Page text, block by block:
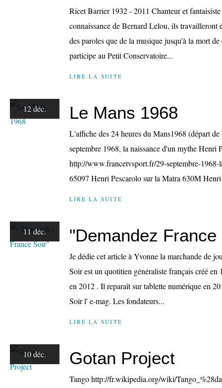
Ricet Barrier 1932 - 2011 Chanteur et
connaissance de Bernard Lelou, ils travailleront
des paroles que de la musique jusqu'à la mort
participe au Petit Conservatoire...
LIRE LA SUITE
12 déc. Le Mans 1968
L'affiche des 24 heures du Mans1968 (départ
septembre 1968, la naissance d'un mythe Henri
http://www.francetvsport.fr/29-septembre-1968-
65097 Henri Pescarolo sur la Matra 630M
LIRE LA SUITE
11 déc. "Demandez France
Je dédie cet article à Yvonne la marchande de
Soir est un quotitien généraliste français créé
en 2012 . Il reparaît sur tablette numérique en
Soir l' e-mag. Les fondateurs...
LIRE LA SUITE
10 déc. Gotan Project
Tango http://fr.wikipedia.org/wiki/